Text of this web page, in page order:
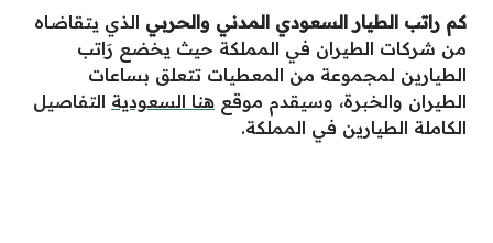
كم راتب الطيار السعودي المدني والحربي الذي يتقاضاه
من شركات الطيران في المملكة حيث يخضع رَاتب
الطيارين لمجموعة من المعطيات تتعلق بساعات
الطيران والخبرة، وسيقدم موقع هنا السعودية التفاصيل
الكاملة الطيارين في المملكة.